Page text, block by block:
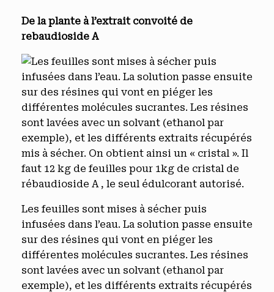
De la plante à l’extrait convoité de
rebaudioside A
Les feuilles sont mises à sécher puis
infusées dans l’eau. La solution passe ensuite
sur des résines qui vont en piéger les
différentes molécules sucrantes. Les résines
sont lavées avec un solvant (ethanol par
exemple), et les différents extraits récupérés